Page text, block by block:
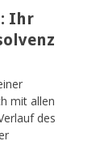
: Ihr
mit allen
des